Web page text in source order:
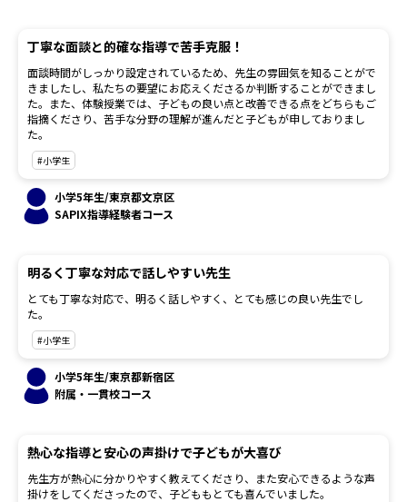
丁寧な面談と的確な指導で苦手克服！
面談時間がしっかり設定されているため、先生の雰囲気を知ることがで
きましたし、私たちの要望にお応えくださるか判断することができまし
た。また、体験授業では、子どもの良い点と改善できる点をどちらもご
指摘くださり、苦手な分野の理解が進んだと子どもが申しておりまし
た。
#小学生
小学5年生/東京都文京区
SAPIX指導経験者コース
明るく丁寧な対応で話しやすい先生
とても丁寧な対応で、明るく話しやすく、とても感じの良い先生でし
た。
#小学生
小学5年生/東京都新宿区
附属・一貫校コース
熱心な指導と安心の声掛けで子どもが大喜び
先生方が熱心に分かりやすく教えてくださり、また安心できるような声
掛けをしてくださったので、子どももとても喜んでいました。